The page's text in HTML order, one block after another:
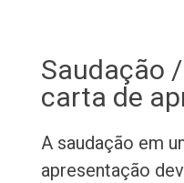
Saudação
carta de
A saudação em
apresentação